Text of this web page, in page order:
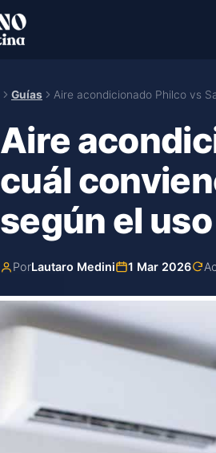
Guías Aire acondicionado Philco vs
Aire
cuál
según el
PorLautaro Medini 1 Mar 2026